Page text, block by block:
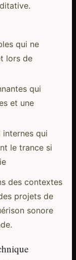
qui ne
lors de
qui
et une
internes qui
le trance si
des contextes
projets de
sonore